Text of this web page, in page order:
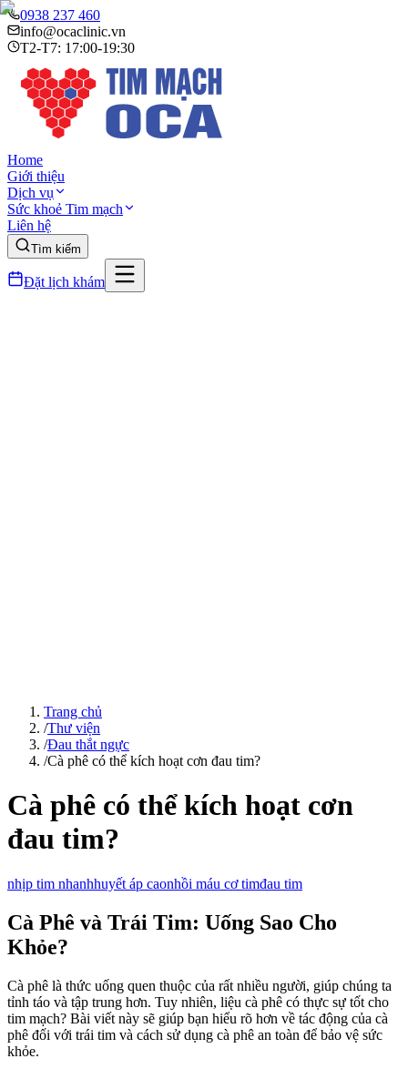
0938 237 460
info@ocaclinic.vn
T2-T7: 17:00-19:30
Home
Giới thiệu
Dịch vụ
Sức khoẻ Tim mạch
Liên hệ
Tìm kiếm
Đặt lịch khám
Trang chủ
/Thư viện
/Đau thắt ngực
/Cà phê có thể kích hoạt cơn đau tim?
Cà phê có thể kích hoạt cơn
đau tim?
nhịp tim nhanhhuyết áp caonhồi máu cơ timđau tim
Cà Phê và Trái Tim: Uống Sao Cho
Khỏe?
Cà phê là thức uống quen thuộc của rất nhiều người, giúp chúng ta
tỉnh táo và tập trung hơn. Tuy nhiên, liệu cà phê có thực sự tốt cho
tim mạch? Bài viết này sẽ giúp bạn hiểu rõ hơn về tác động của cà
phê đối với trái tim và cách sử dụng cà phê an toàn để bảo vệ sức
khỏe.